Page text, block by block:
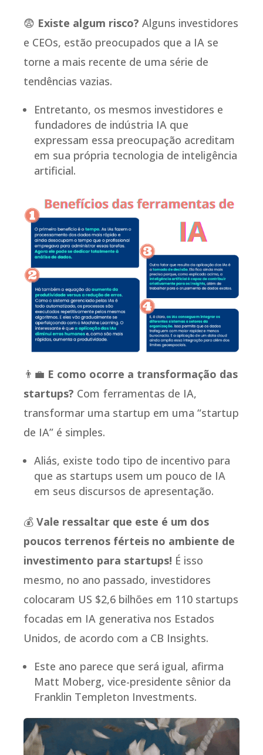
😨 Existe algum risco? Alguns investidores
e CEOs, estão preocupados que a IA se
torne a mais recente de uma série de
tendências vazias.
Entretanto, os mesmos investidores e
fundadores de indústria IA que
expressam essa preocupação acreditam
em sua própria tecnologia de inteligência
artificial.
👨‍💼 E como ocorre a transformação das
startups? Com ferramentas de IA,
transformar uma startup em uma “startup
de IA” é simples.
Aliás, existe todo tipo de incentivo para
que as startups usem um pouco de IA
em seus discursos de apresentação.
💰 Vale ressaltar que este é um dos
poucos terrenos férteis no ambiente de
investimento para startups! É isso
mesmo, no ano passado, investidores
colocaram US $2,6 bilhões em 110 startups
focadas em IA generativa nos Estados
Unidos, de acordo com a CB Insights.
Este ano parece que será igual, afirma
Matt Moberg, vice-presidente sênior da
Franklin Templeton Investments.